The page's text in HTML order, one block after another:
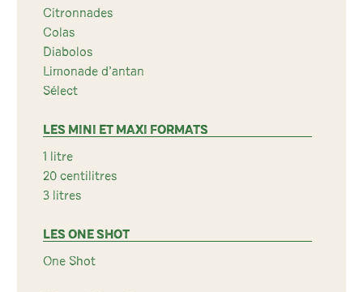
Citronnades
Colas
Diabolos
Limonade d’antan
Sélect
LES MINI ET MAXI FORMATS
1 litre
20 centilitres
3 litres
LES ONE SHOT
One Shot